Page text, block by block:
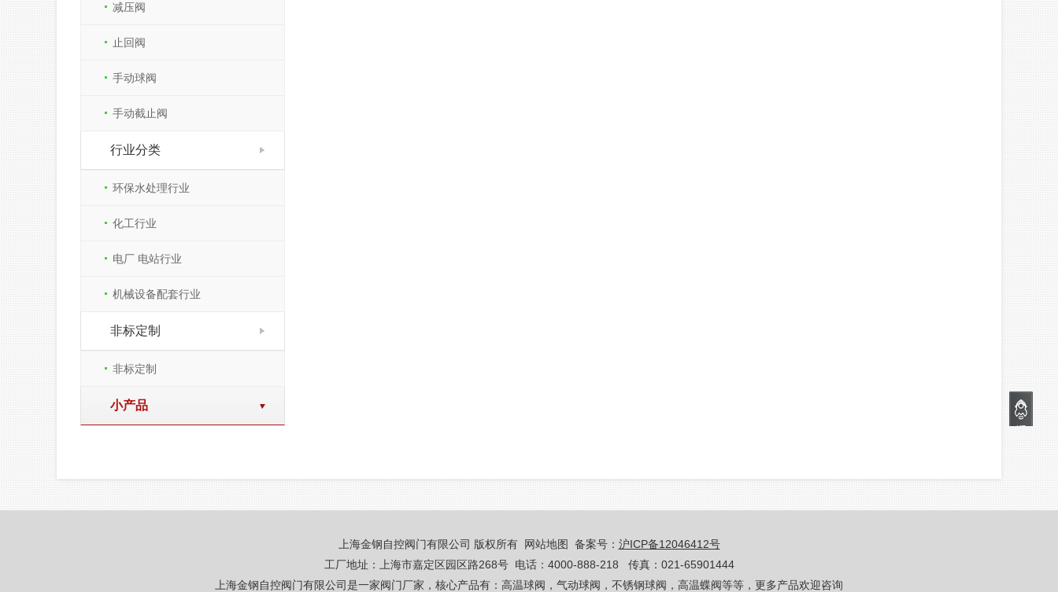
减压阀
止回阀
手动球阀
手动截止阀
行业分类
环保水处理行业
化工行业
电厂 电站行业
机械设备配套行业
非标定制
非标定制
小产品
上海金钢自控阀门有限公司 版权所有 网站地图 备案号： 沪ICP备12046412号
工厂地址：上海市嘉定区园区路268号 电话：4000-888-218 传真：021-65901444
上海金钢自控阀门有限公司是一家阀门厂家，核心产品有：高温球阀，气动球阀，不锈钢球阀，高温蝶阀等等，更多产品欢迎咨询